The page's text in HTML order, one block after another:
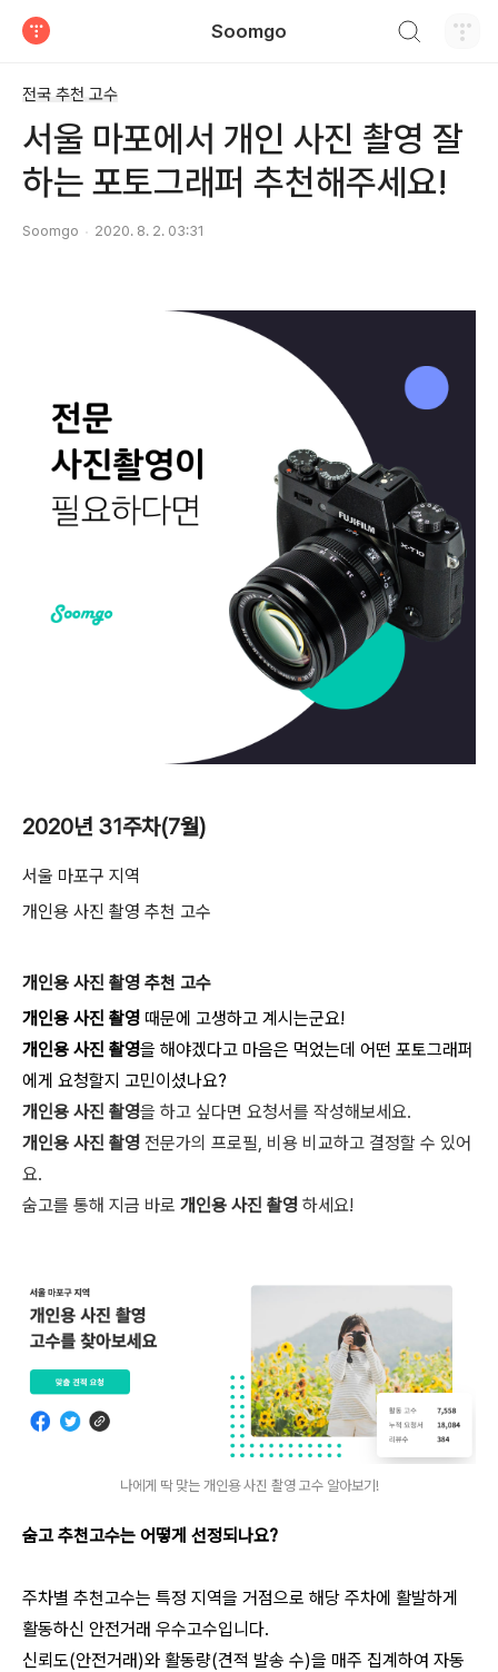
Soomgo
전국 추천 고수
서울 마포에서 개인 사진 촬영 잘
하는 포토그래퍼 추천해주세요!
Soomgo 2020. 8. 2. 03:31
2020년 31주차(7월)
서울 마포구 지역
개인용 사진 촬영 추천 고수
개인용 사진 촬영 추천 고수
개인용 사진 촬영 때문에 고생하고 계시는군요!
개인용 사진 촬영을 해야겠다고 마음은 먹었는데 어떤 포토그래퍼
에게 요청할지 고민이셨나요?
개인용 사진 촬영을 하고 싶다면 요청서를 작성해보세요.
개인용 사진 촬영 전문가의 프로필, 비용 비교하고 결정할 수 있어
요.
숨고를 통해 지금 바로 개인용 사진 촬영 하세요!
나에게 딱 맞는 개인용 사진 촬영 고수 알아보기!
숨고 추천고수는 어떻게 선정되나요?
주차별 추천고수는 특정 지역을 거점으로 해당 주차에 활발하게
활동하신 안전거래 우수고수입니다.
신뢰도(안전거래)와 활동량(견적 발송 수)을 매주 집계하여 자동